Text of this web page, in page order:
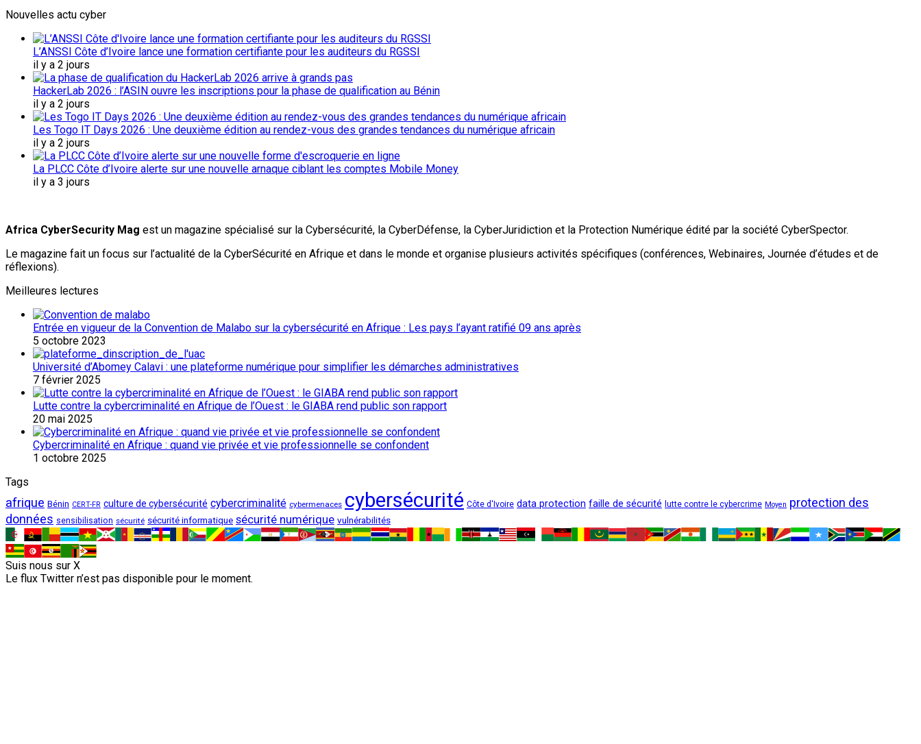
Nouvelles actu cyber
L’ANSSI Côte d’Ivoire lance une formation certifiante pour les auditeurs du RGSSI
il y a 2 jours
HackerLab 2026 : l’ASIN ouvre les inscriptions pour la phase de qualification au Bénin
il y a 2 jours
Les Togo IT Days 2026 : Une deuxième édition au rendez-vous des grandes tendances du numérique africain
il y a 2 jours
La PLCC Côte d’Ivoire alerte sur une nouvelle arnaque ciblant les comptes Mobile Money
il y a 3 jours
Africa CyberSecurity Mag est un magazine spécialisé sur la Cybersécurité, la CyberDéfense, la CyberJuridiction et la Protection Numérique édité par la société CyberSpector.
Le magazine fait un focus sur l’actualité de la CyberSécurité en Afrique et dans le monde et organise plusieurs activités spécifiques (conférences, Webinaires, Journée d’études et de
réflexions).
Meilleures lectures
Entrée en vigueur de la Convention de Malabo sur la cybersécurité en Afrique : Les pays l’ayant ratifié 09 ans après
5 octobre 2023
Université d’Abomey Calavi : une plateforme numérique pour simplifier les démarches administratives
7 février 2025
Lutte contre la cybercriminalité en Afrique de l’Ouest : le GIABA rend public son rapport
20 mai 2025
Cybercriminalité en Afrique : quand vie privée et vie professionnelle se confondent
1 octobre 2025
Tags
afrique Bénin CERT-FR culture de cybersécurité cybercriminalité cybermenaces cybersécurité Côte d'Ivoire data protection faille de sécurité lutte contre le cybercrime Moyen protection des
données sensibilisation sécurité sécurité informatique sécurité numérique vulnérabilités
Suis nous sur X
Le flux Twitter n’est pas disponible pour le moment.